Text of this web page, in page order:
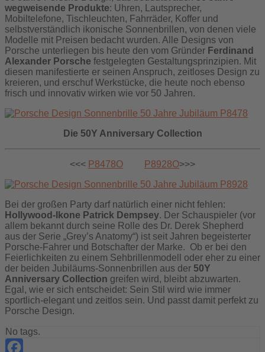
wegweisende Produkte: Uhren, Lautsprecher,
Mobiltelefone, Tischleuchten, Fahrräder, Koffer und
selbstverständlich ikonische Sonnenbrillen, von denen viele
Modelle mit Preisen bedacht wurden. Alle Designs von
Porsche unterliegen bis heute den vom Gründer Ferdinand
Alexander Porsche festgelegten Gestaltungsprinzipien. Mit
diesen manifestierte er seinen Anspruch, zeitloses Design zu
kreieren, und erschuf Werkstücke, die heute noch ebenso
frisch und innovativ wirken wie vor 50 Jahren.
Die 50Y Anniversary Collection
<<< P8478O P8928O>>>
Bei der großen Party darf natürlich einer nicht fehlen:
Hollywood-Ikone Patrick Dempsey. Der Schauspieler (vor
allem bekannt durch seine Rolle des Dr. Derek Shepherd
aus der Serie „Grey’s Anatomy“) ist seit Jahren begeisterter
Porsche-Fahrer und Botschafter der Marke. Ob er bei den
Feierlichkeiten zu einem Sehbrillenmodell oder eher zu einer
der beiden Jubiläums-Sonnenbrillen aus der 50Y
Anniversary Collection greifen wird, bleibt abzuwarten.
Egal, wie er sich entscheidet: Sein Stil wird wie immer
sportlich-elegant und zeitlos sein. Und passt damit perfekt zu
Porsche Design.
No tags.